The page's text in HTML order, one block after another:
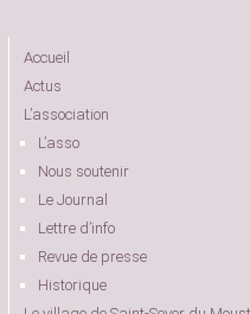
Accueil
Actus
L’association
L’asso
Nous soutenir
Le Journal
Lettre d’info
Revue de presse
Historique